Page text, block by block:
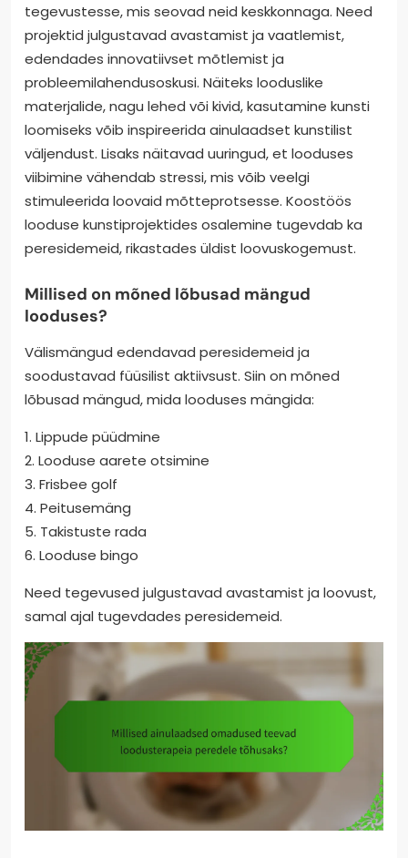
tegevustesse, mis seovad neid keskkonnaga. Need
projektid julgustavad avastamist ja vaatlemist,
edendades innovatiivset mõtlemist ja
probleemilahendusoskusi. Näiteks looduslike
materjalide, nagu lehed või kivid, kasutamine kunsti
loomiseks võib inspireerida ainulaadset kunstilist
väljendust. Lisaks näitavad uuringud, et looduses
viibimine vähendab stressi, mis võib veelgi
stimuleerida loovaid mõtteprotsesse. Koostöös
looduse kunstiprojektides osalemine tugevdab ka
peresidemeid, rikastades üldist loovuskogemust.
Millised on mõned lõbusad mängud
looduses?
Välismängud edendavad peresidemeid ja
soodustavad füüsilist aktiivsust. Siin on mõned
lõbusad mängud, mida looduses mängida:
1. Lippude püüdmine
2. Looduse aarete otsimine
3. Frisbee golf
4. Peitusemäng
5. Takistuste rada
6. Looduse bingo
Need tegevused julgustavad avastamist ja loovust,
samal ajal tugevdades peresidemeid.